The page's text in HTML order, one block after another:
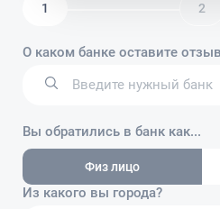
1 2
О каком банке оставите
Вы обратились в банк как...
Физ лицо
Из какого вы города?